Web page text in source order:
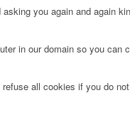
you again and again
in our domain so you
all cookies if you do